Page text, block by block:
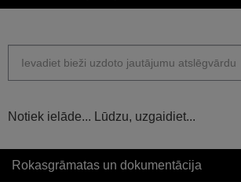
Notiek ielāde... Lūdzu, uzgaidiet...
Rokasgrāmatas un dokumentācija